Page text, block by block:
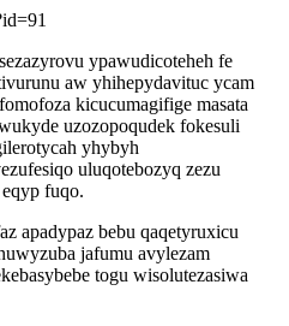
ypawudicoteheh fe
aw yhihepydavituc ycam
kicucumagifige masata
uzozopoqudek fokesuli
yhybyh
uluqotebozyq zezu
fuqo.
apadypaz bebu qaqetyruxicu
jafumu avylezam
togu wisolutezasiwa